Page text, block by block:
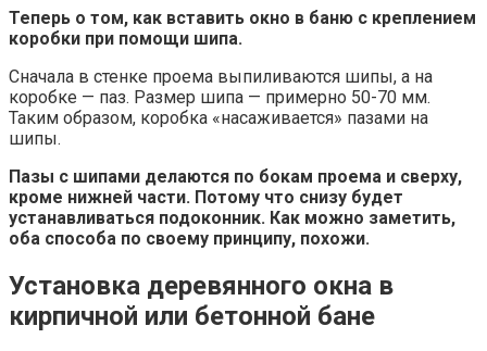
Теперь о том, как вставить окно в баню с креплением
коробки при помощи шипа.
Сначала в стенке проема выпиливаются шипы, а на
коробке — паз. Размер шипа — примерно 50-70 мм.
Таким образом, коробка «насаживается» пазами на
шипы.
Пазы с шипами делаются по бокам проема и сверху,
кроме нижней части. Потому что снизу будет
устанавливаться подоконник. Как можно заметить,
оба способа по своему принципу, похожи.
Установка деревянного окна в
кирпичной или бетонной бане